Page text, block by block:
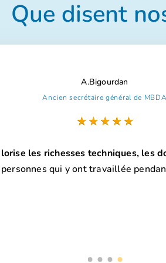
Que disent
A.Bigourdan
Ancien secrétaire général de MBDA
★★★★★
les richesses techniques, les
qui y ont travaillée